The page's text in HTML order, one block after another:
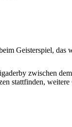
Geisterspiel, das
zwischen
stattfinden,